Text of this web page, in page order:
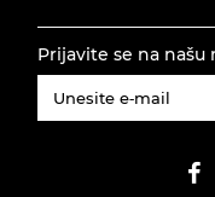
Prijavite se na